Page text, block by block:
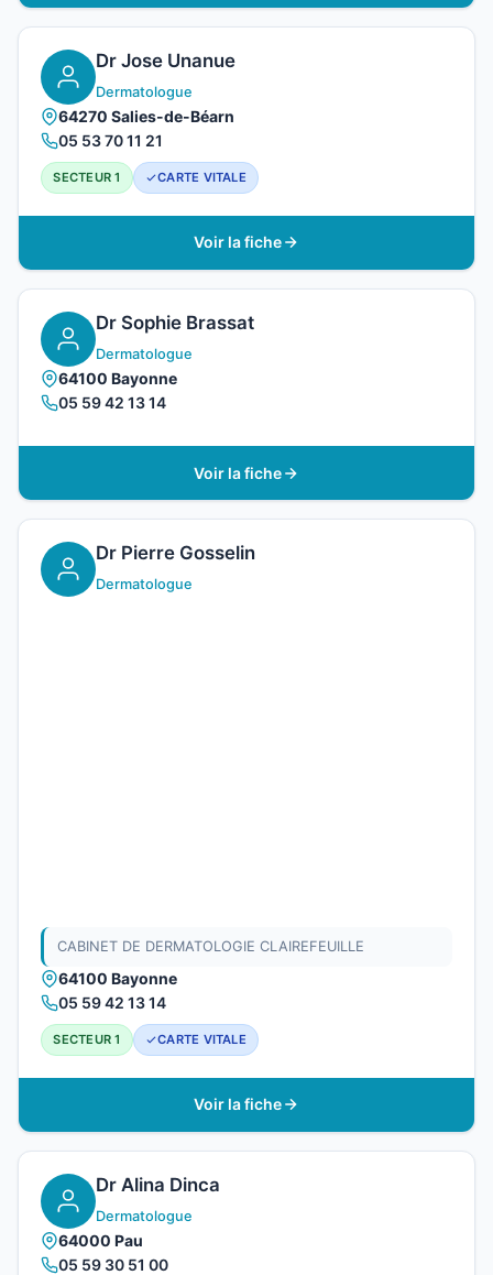
Dr Jose Unanue
Dermatologue
64270 Salies-de-Béarn
05 53 70 11 21
SECTEUR 1 CARTE VITALE
Voir la fiche
Dr Sophie Brassat
Dermatologue
64100 Bayonne
05 59 42 13 14
Voir la fiche
Dr Pierre Gosselin
Dermatologue
CABINET DE DERMATOLOGIE CLAIREFEUILLE
64100 Bayonne
05 59 42 13 14
SECTEUR 1 CARTE VITALE
Voir la fiche
Dr Alina Dinca
Dermatologue
64000 Pau
05 59 30 51 00